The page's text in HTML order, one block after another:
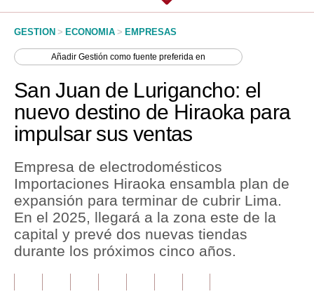
Management & Empleo
Perú
Política
Finanzas Personales
Inmobiliarias
Plus G
GESTION > ECONOMIA > EMPRESAS
AñadirGestión como fuente preferida en
San Juan de Lurigancho: el
nuevo destino de Hiraoka para
impulsar sus ventas
Empresa de electrodomésticos
Importaciones Hiraoka ensambla plan de
expansión para terminar de cubrir Lima.
En el 2025, llegará a la zona este de la
capital y prevé dos nuevas tiendas
durante los próximos cinco años.